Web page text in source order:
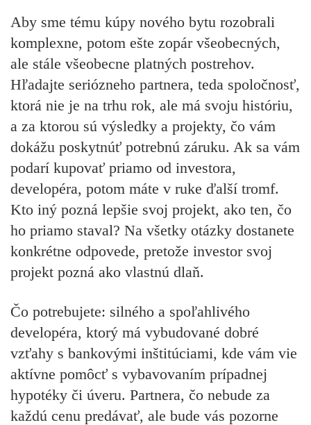
Aby sme tému kúpy nového bytu rozobrali
komplexne, potom ešte zopár všeobecných,
ale stále všeobecne platných postrehov.
Hľadajte seriózneho partnera, teda spoločnosť,
ktorá nie je na trhu rok, ale má svoju históriu,
a za ktorou sú výsledky a projekty, čo vám
dokážu poskytnúť potrebnú záruku. Ak sa vám
podarí kupovať priamo od investora,
developéra, potom máte v ruke ďalší tromf.
Kto iný pozná lepšie svoj projekt, ako ten, čo
ho priamo staval? Na všetky otázky dostanete
konkrétne odpovede, pretože investor svoj
projekt pozná ako vlastnú dlaň.
Čo potrebujete: silného a spoľahlivého
developéra, ktorý má vybudované dobré
vzťahy s bankovými inštitúciami, kde vám vie
aktívne pomôcť s vybavovaním prípadnej
hypotéky či úveru. Partnera, čo nebude za
každú cenu predávať, ale bude vás pozorne